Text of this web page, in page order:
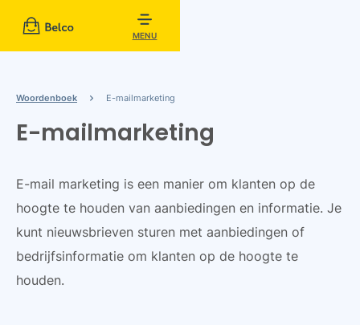
MENU
Woordenboek E-mailmarketing
E-mailmarketing
E-mail marketing is een manier om klanten op de
hoogte te houden van aanbiedingen en informatie. Je
kunt nieuwsbrieven sturen met aanbiedingen of
bedrijfsinformatie om klanten op de hoogte te
houden.